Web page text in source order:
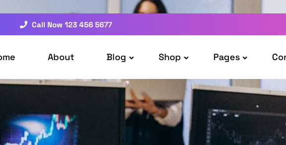
Call Now 123 456 5677
About Blog Shop Pages